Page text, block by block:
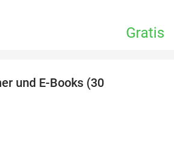
Gratis
und E-Books (30